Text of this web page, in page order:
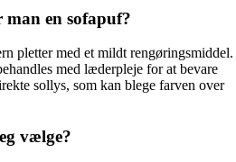
en sofapuf?
pletter med et mildt rengøringsmiddel.
med læderpleje for at bevare
sollys, som kan blege farven over
vælge?